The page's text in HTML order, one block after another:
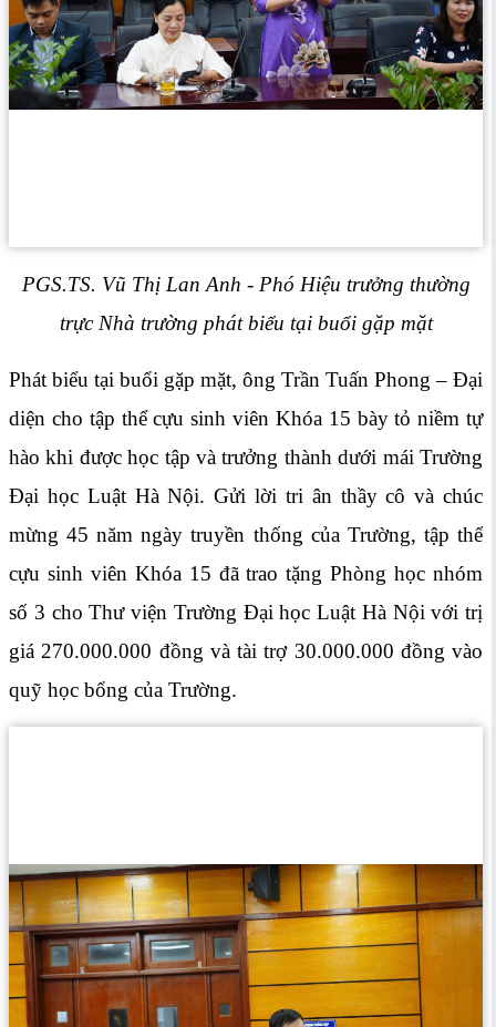
PGS.TS. Vũ Thị Lan Anh - Phó Hiệu trưởng thường
trực Nhà trường phát biểu tại buổi gặp mặt
Phát biểu tại buổi gặp mặt, ông Trần Tuấn Phong – Đại
diện cho tập thể cựu sinh viên Khóa 15 bày tỏ niềm tự
hào khi được học tập và trưởng thành dưới mái Trường
Đại học Luật Hà Nội. Gửi lời tri ân thầy cô và chúc
mừng 45 năm ngày truyền thống của Trường, tập thể
cựu sinh viên Khóa 15 đã trao tặng Phòng học nhóm
số 3 cho Thư viện Trường Đại học Luật Hà Nội với trị
giá 270.000.000 đồng và tài trợ 30.000.000 đồng vào
quỹ học bổng của Trường.